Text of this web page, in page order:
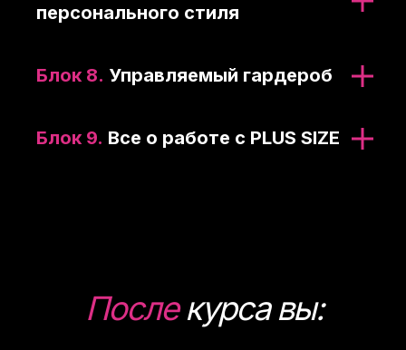
персонального стиля
Блок 8. Управляемый гардероб
Блок 9. Все о работе с PLUS SIZE
Послекурса вы: